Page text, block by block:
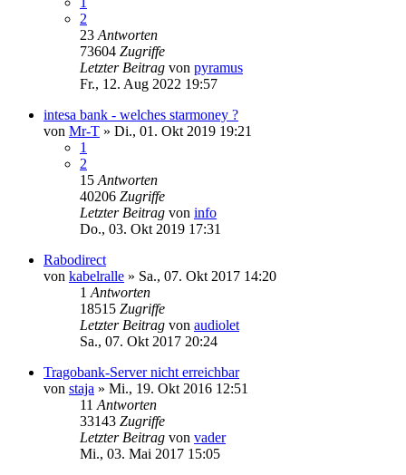
2
23 Antworten
73604 Zugriffe
Letzter Beitrag von pyramus
Fr., 12. Aug 2022 19:57
intesa bank - welches starmoney ?
von Mr-T » Di., 01. Okt 2019 19:21
1
2
15 Antworten
40206 Zugriffe
Letzter Beitrag von info
Do., 03. Okt 2019 17:31
Rabodirect
von kabelralle » Sa., 07. Okt 2017 14:20
1 Antworten
18515 Zugriffe
Letzter Beitrag von audiolet
Sa., 07. Okt 2017 20:24
Tragobank-Server nicht erreichbar
von staja » Mi., 19. Okt 2016 12:51
11 Antworten
33143 Zugriffe
Letzter Beitrag von vader
Mi., 03. Mai 2017 15:05